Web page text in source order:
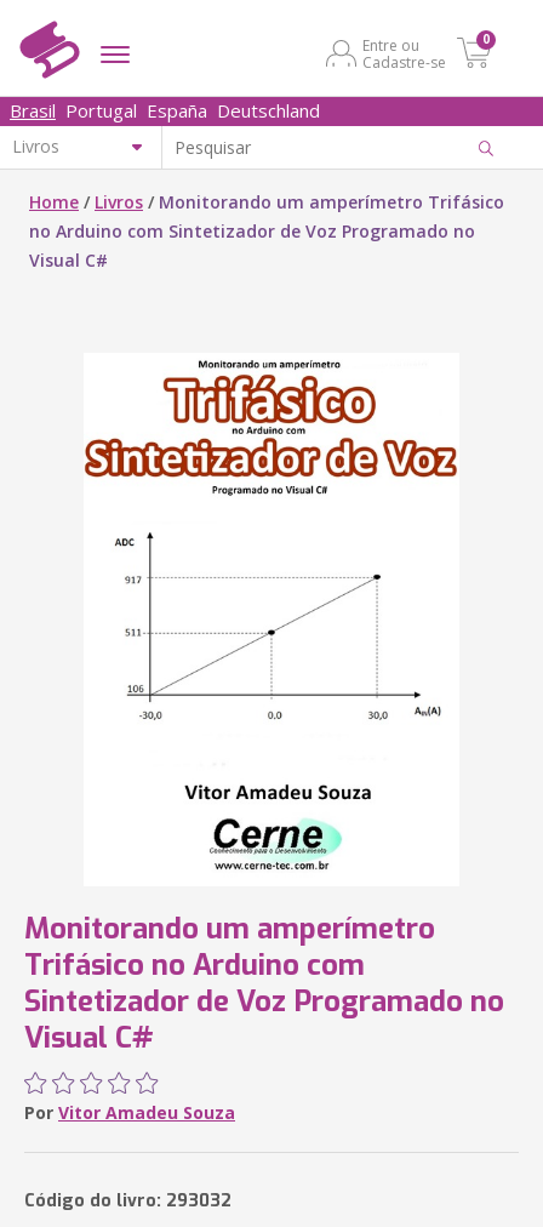
Entre ou
Cadastre-se
0
Brasil Portugal España Deutschland
Home / Livros / Monitorando um amperímetro Trifásico
no Arduino com Sintetizador de Voz Programado no
Visual C#
Monitorando um amperímetro
Trifásico no Arduino com
Sintetizador de Voz Programado no
Visual C#
Por Vitor Amadeu Souza
Código do livro: 293032